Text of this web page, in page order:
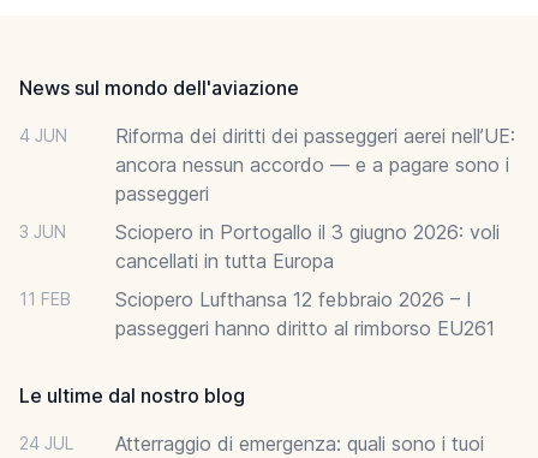
News sul mondo dell'aviazione
4 JUN
Riforma dei diritti dei passeggeri aerei nell’UE:
ancora nessun accordo — e a pagare sono i
passeggeri
3 JUN
Sciopero in Portogallo il 3 giugno 2026: voli
cancellati in tutta Europa
11 FEB
Sciopero Lufthansa 12 febbraio 2026 – I
passeggeri hanno diritto al rimborso EU261
Le ultime dal nostro blog
24 JUL
Atterraggio di emergenza: quali sono i tuoi